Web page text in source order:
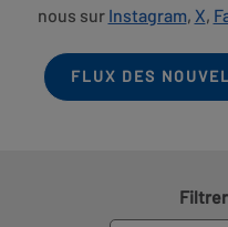
nous sur Instagram, X,
FLUX DES
OPENS
NEW